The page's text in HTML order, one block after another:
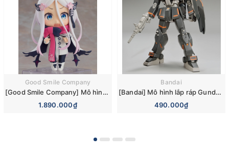
Good Smile Company
[Good Smile Company] Mô hình nhân vật Smile of the Arsnotoria Nendoroid 1912 Arsnotoria
1.890.000₫
Bandai
[Bandai] Mô hình lắp ráp Gundam Breaker Battlogue HG 1/144 Gundam Ground Urban Combat Type Plastic Model
490.000₫